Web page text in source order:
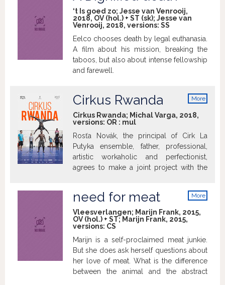
between saving one’s life and obeying orders?
‘t Is goed zo; Jesse van Venrooij,
2018, OV (hol.) + ST (sk); Jesse van
Venrooij, 2018, versions: SS
Eelco chooses death by legal euthanasia.
A film about his mission, breaking the
taboos, but also about intense fellowship
and farewell.
More
Cirkus Rwanda
Cirkus Rwanda; Michal Varga, 2018,
versions: OR : mul
Rosťa Novák, the principal of Cirk La
Putyka ensemble, father, professional,
artistic workaholic and perfectionist,
agrees to make a joint project with the
African continent. Right away it becomes
clear that this will not be an easy feat.
How will he deal with his culture shock?
Will he be able to join the European
sense for accuracy with the African
haughtiness? The new show is about the
clash of the two very different cultures.
The question, though, is, whether this
More
need for meat
Vleesverlangen; Marijn Frank, 2015,
OV (hol.) + ST; Marijn Frank, 2015,
versions: CS
Marijn is a self-proclaimed meat junkie.
But she does ask herself questions about
her love of meat. What is the difference
between the animal and the abstract